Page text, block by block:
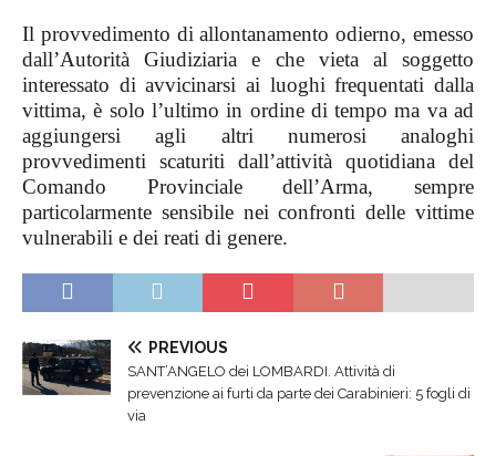
Il provvedimento di allontanamento odierno, emesso
dall’Autorità Giudiziaria e che vieta al soggetto
interessato di avvicinarsi ai luoghi frequentati dalla
vittima, è solo l’ultimo in ordine di tempo ma va ad
aggiungersi agli altri numerosi analoghi
provvedimenti scaturiti dall’attività quotidiana del
Comando Provinciale dell’Arma, sempre
particolarmente sensibile nei confronti delle vittime
vulnerabili e dei reati di genere.
PREVIOUS
SANT’ANGELO dei LOMBARDI. Attività di
prevenzione ai furti da parte dei Carabinieri: 5 fogli di
via